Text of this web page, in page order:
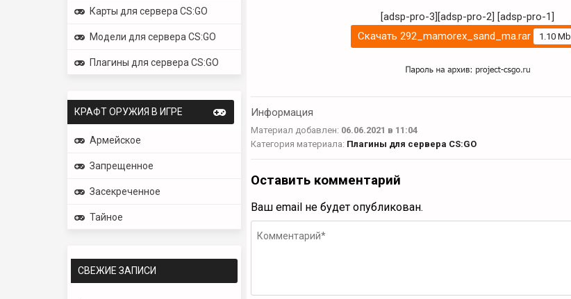
Карты для сервера CS:GO
Модели для сервера CS:GO
Плагины для сервера CS:GO
КРАФТ ОРУЖИЯ В ИГРЕ
Армейское
Запрещенное
Засекреченное
Тайное
СВЕЖИЕ ЗАПИСИ
[adsp-pro-3][adsp-pro-2] [adsp-pro-1]
Скачать 292_mamorex_sand_ma.rar
1.10 Mb
Информация
Материал добавлен: 06.06.2021 в 11:04
Категория материала: Плагины для сервера CS:GO
Оставить комментарий
Ваш email не будет опубликован.